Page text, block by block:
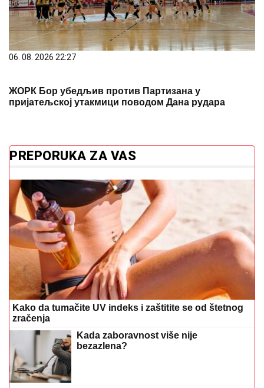
06. 08. 2026 22:27
ЖОРК Бор убедљив против Партизана у
пријатељској утакмици поводом Дана рудара
PREPORUKA ZA VAS
Kako da tumačite UV indeks i zaštitite se od štetnog
zračenja
Kada zaboravnost više nije
bezazlena?